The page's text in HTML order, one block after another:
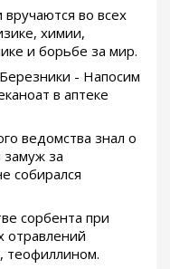
во всех
химии,
и борьбе за мир.
- Напосим
в аптеке
ведомства знал о
замуж за
собирался
сорбента при
отравлений
теофиллином.